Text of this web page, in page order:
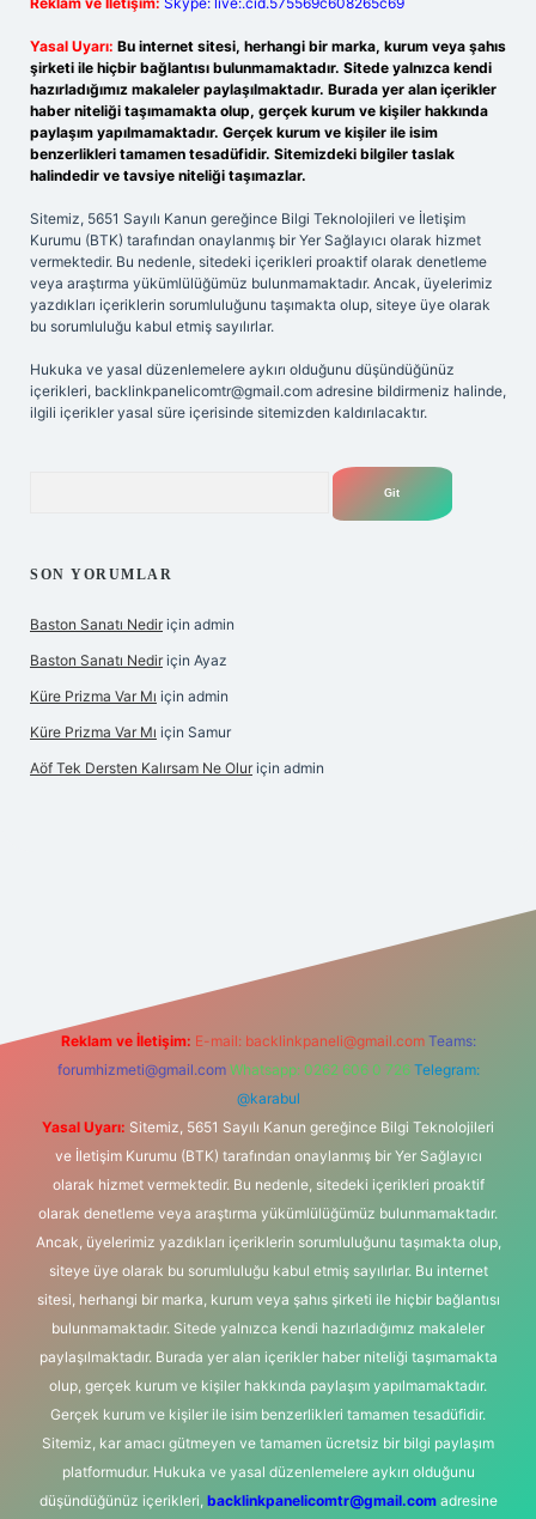
Yasal Uyarı: Bu internet sitesi, herhangi bir marka, kurum veya şahıs
şirketi ile hiçbir bağlantısı bulunmamaktadır. Sitede yalnızca kendi
hazırladığımız makaleler paylaşılmaktadır. Burada yer alan içerikler
haber niteliği taşımamakta olup, gerçek kurum ve kişiler hakkında
paylaşım yapılmamaktadır. Gerçek kurum ve kişiler ile isim
benzerlikleri tamamen tesadüfidir. Sitemizdeki bilgiler taslak
halindedir ve tavsiye niteliği taşımazlar.
Sitemiz, 5651 Sayılı Kanun gereğince Bilgi Teknolojileri ve İletişim
Kurumu (BTK) tarafından onaylanmış bir Yer Sağlayıcı olarak hizmet
vermektedir. Bu nedenle, sitedeki içerikleri proaktif olarak denetleme
veya araştırma yükümlülüğümüz bulunmamaktadır. Ancak, üyelerimiz
yazdıkları içeriklerin sorumluluğunu taşımakta olup, siteye üye olarak
bu sorumluluğu kabul etmiş sayılırlar.
Hukuka ve yasal düzenlemelere aykırı olduğunu düşündüğünüz
içerikleri, backlinkpanelicomtr@gmail.com adresine bildirmeniz halinde,
ilgili içerikler yasal süre içerisinde sitemizden kaldırılacaktır.
SON YORUMLAR
Baston Sanatı Nedir için admin
Baston Sanatı Nedir için Ayaz
Küre Prizma Var Mı için admin
Küre Prizma Var Mı için Samur
Aöf Tek Dersten Kalırsam Ne Olur için admin
Reklam ve İletişim: E-mail: backlinkpaneli@gmail.com Teams:
forumhizmeti@gmail.com Whatsapp: 0262 606 0 726 Telegram:
@karabul
Yasal Uyarı: Sitemiz, 5651 Sayılı Kanun gereğince Bilgi Teknolojileri
ve İletişim Kurumu (BTK) tarafından onaylanmış bir Yer Sağlayıcı
olarak hizmet vermektedir. Bu nedenle, sitedeki içerikleri proaktif
olarak denetleme veya araştırma yükümlülüğümüz bulunmamaktadır.
Ancak, üyelerimiz yazdıkları içeriklerin sorumluluğunu taşımakta olup,
siteye üye olarak bu sorumluluğu kabul etmiş sayılırlar. Bu internet
sitesi, herhangi bir marka, kurum veya şahıs şirketi ile hiçbir bağlantısı
bulunmamaktadır. Sitede yalnızca kendi hazırladığımız makaleler
paylaşılmaktadır. Burada yer alan içerikler haber niteliği taşımamakta
olup, gerçek kurum ve kişiler hakkında paylaşım yapılmamaktadır.
Gerçek kurum ve kişiler ile isim benzerlikleri tamamen tesadüfidir.
Sitemiz, kar amacı gütmeyen ve tamamen ücretsiz bir bilgi paylaşım
platformudur. Hukuka ve yasal düzenlemelere aykırı olduğunu
düşündüğünüz içerikleri, backlinkpanelicomtr@gmail.comadresine